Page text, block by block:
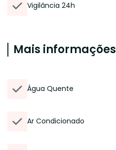
Vigilância 24h
Mais informações
Água Quente
Ar Condicionado